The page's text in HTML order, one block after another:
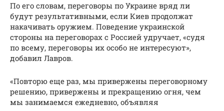
По его словам, переговоры по Украине вряд ли
будут результативными, если Киев продолжат
накачивать оружием. Поведение украинской
стороны на переговорах с Россией удручает, «судя
по всему, переговоры их особо не интересуют»,
добавил Лавров.
«Повторю еще раз, мы привержены переговорному
решению, привержены и прекращению огня, чем
мы занимаемся ежедневно, объявляя